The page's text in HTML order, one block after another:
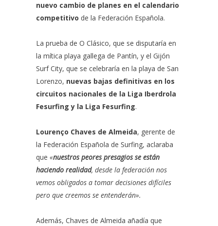
nuevo cambio de planes en el calendario
competitivo de la Federación Española.
La prueba de O Clásico, que se disputaría en
la mítica playa gallega de Pantín, y el Gijón
Surf City, que se celebraría en la playa de San
Lorenzo, nuevas bajas definitivas en los
circuitos nacionales de la Liga Iberdrola
Fesurfing y la Liga Fesurfing.
Lourenço Chaves de Almeida, gerente de
la Federación Española de Surfing, aclaraba
que «nuestros peores presagios se están
haciendo realidad, desde la federación nos
vemos obligados a tomar decisiones difíciles
pero que creemos se entenderán».
Además, Chaves de Almeida añadía que